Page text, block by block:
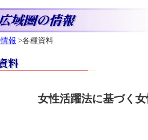
報 >各種資料
女性活躍法に基づく